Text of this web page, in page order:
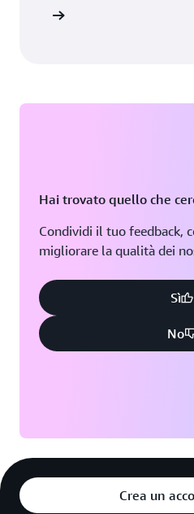
Hai trovato quello che
Condividi il tuo feedback,
migliorare la qualità dei
Sì
No
Crea un